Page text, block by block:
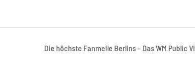
Die höchste Fanmeile Berlins – Das WM Public